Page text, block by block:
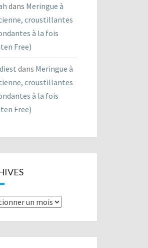
dans Meringue à
croustillantes
à la fois
Free)
dans Meringue à
croustillantes
à la fois
Free)